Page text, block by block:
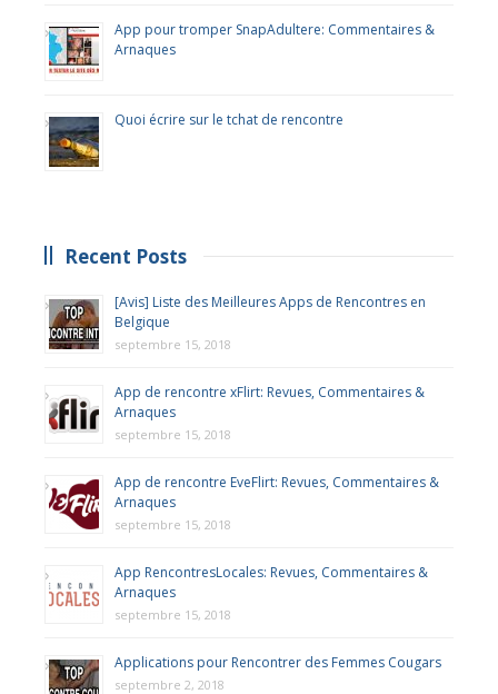
App pour tromper SnapAdultere: Commentaires &
Arnaques
Quoi écrire sur le tchat de rencontre
Recent Posts
[Avis] Liste des Meilleures Apps de Rencontres en
Belgique
septembre 15, 2018
App de rencontre xFlirt: Revues, Commentaires &
Arnaques
septembre 15, 2018
App de rencontre EveFlirt: Revues, Commentaires &
Arnaques
septembre 15, 2018
App RencontresLocales: Revues, Commentaires &
Arnaques
septembre 15, 2018
Applications pour Rencontrer des Femmes Cougars
septembre 2, 2018